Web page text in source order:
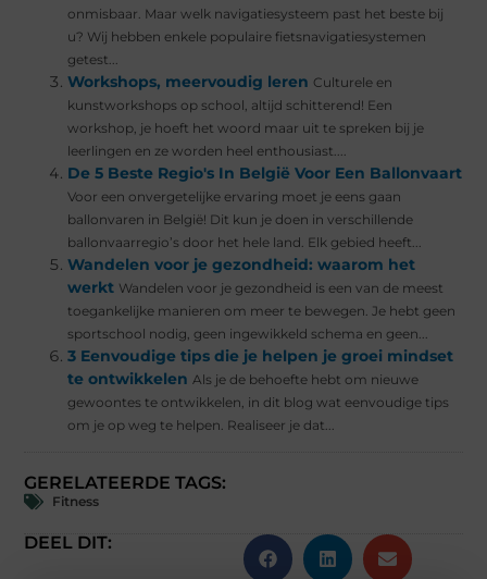
onmisbaar. Maar welk navigatiesysteem past het beste bij
u? Wij hebben enkele populaire fietsnavigatiesystemen
getest...
Workshops, meervoudig leren Culturele en
kunstworkshops op school, altijd schitterend! Een
workshop, je hoeft het woord maar uit te spreken bij je
leerlingen en ze worden heel enthousiast....
De 5 Beste Regio's In België Voor Een Ballonvaart
Voor een onvergetelijke ervaring moet je eens gaan
ballonvaren in België! Dit kun je doen in verschillende
ballonvaarregio’s door het hele land. Elk gebied heeft...
Wandelen voor je gezondheid: waarom het
werkt Wandelen voor je gezondheid is een van de meest
toegankelijke manieren om meer te bewegen. Je hebt geen
sportschool nodig, geen ingewikkeld schema en geen...
3 Eenvoudige tips die je helpen je groei mindset
te ontwikkelen Als je de behoefte hebt om nieuwe
gewoontes te ontwikkelen, in dit blog wat eenvoudige tips
om je op weg te helpen. Realiseer je dat...
GERELATEERDE TAGS:
Fitness
DEEL DIT: